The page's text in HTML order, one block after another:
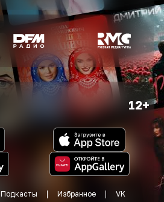
12+
Подкасты Избранное VK